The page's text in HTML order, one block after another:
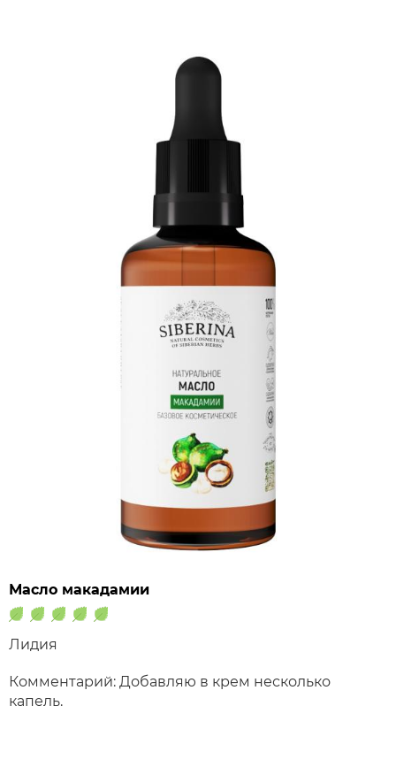
Масло макадамии
Лидия
Комментарий: Добавляю в крем несколько
капель.